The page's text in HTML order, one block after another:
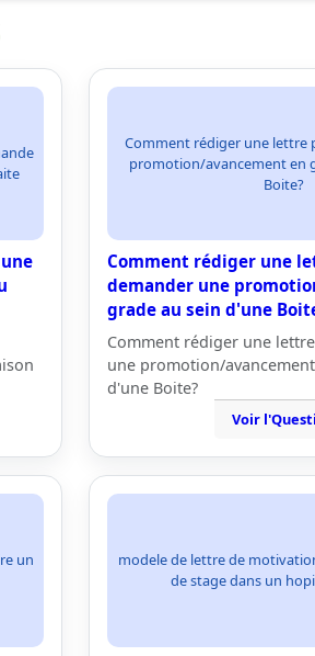
Comment rédiger une lettre
promotion/avancement en
Boite?
Comment rédiger une
demander une
grade au sein d'une
Comment rédiger une
une promotion/
d'une Boite?
Voir
un
modele de lettre de
de stage dans un